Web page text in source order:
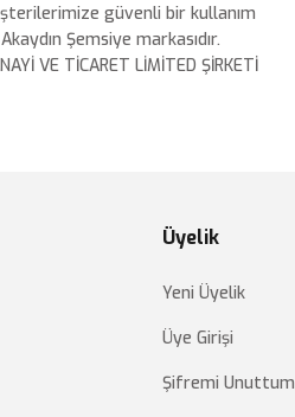
güvenli bir kullanım
Şemsiye markasıdır.
VE TİCARET LİMİTED ŞİRKETİ
Üyelik
Yeni Üyelik
Üye Girişi
Şifremi Unuttum